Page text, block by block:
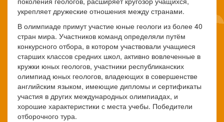
укрепляет дружеские отношения между странами.
В олимпиаде примут участие юные геологи из более 40
стран мира. Участников команд определяли путём
конкурсного отбора, в котором участвовали учащиеся
старших классов средних школ, активно вовлеченные в
кружки юных геологов, участники республиканских
олимпиад юных геологов, владеющих в совершенстве
английским языком, имеющие дипломы и сертификаты
участия в других международных олимпиадах, и
хорошие характеристики с места учебы. Победители
отборочного тура.